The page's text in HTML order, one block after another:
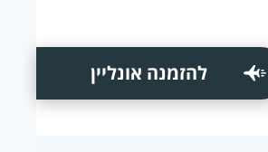
להזמנה אונליין